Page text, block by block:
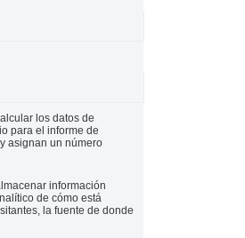
los datos de
para el informe de
asignan un número
información
de cómo está
la fuente de donde